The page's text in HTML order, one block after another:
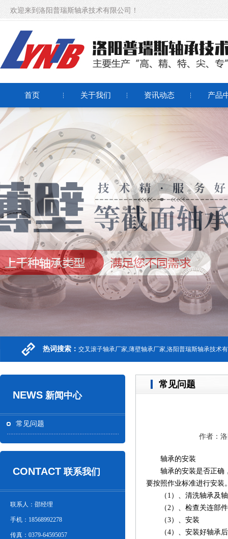
欢迎来到洛阳普瑞斯轴承技术有限公司！
首页 关于我们 资讯动态 产品
热词搜索： 交叉滚子轴承厂家,薄壁轴承厂家,洛阳普瑞斯轴承技术
NEWS 新闻中心
常见问题
CONTACT 联系我们
联系人：邵经理
手机：18568992278
传真：0379-64595057
常见问题
作者：
轴承的安装
轴承的安装是否正确，
要按照作业标准进行安装
（1）、清洗轴承及轴
（2）、检查关连部件
（3）、安装
（4）、安装好轴承后